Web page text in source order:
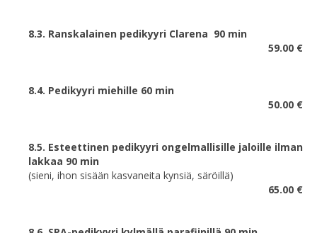
8.3. Ranskalainen pedikyyri Clarena 90 min
59.00 €
8.4. Pedikyyri miehille 60 min
50.00 €
8.5. Esteettinen pedikyyri ongelmallisille jaloille ilman
lakkaa 90 min
(sieni, ihon sisään kasvaneita kynsiä, säröillä)
65.00 €